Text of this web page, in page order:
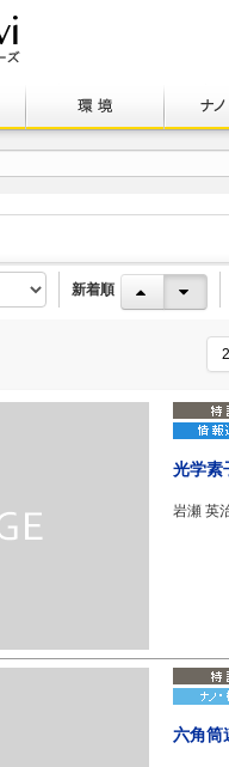
新着順
2
光学素
岩瀬 英
六角筒